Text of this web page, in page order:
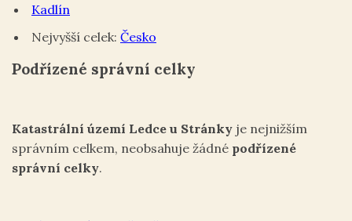
Kadlín
Nejvyšší celek: Česko
Podřízené správní celky
Katastrální území Ledce u Stránky je nejnižším
správním celkem, neobsahuje žádné podřízené
správní celky.